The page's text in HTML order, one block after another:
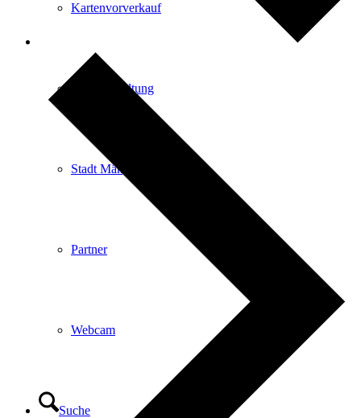
Kartenvorverkauf
Stadtverwaltung
Stadt Mängelmelder
Partner
Webcam
Suche